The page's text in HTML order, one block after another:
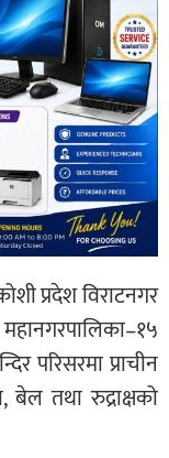
प्रदेश विराटनगर
परिसरमा प्राचीन
बेल तथा रुद्राक्षको